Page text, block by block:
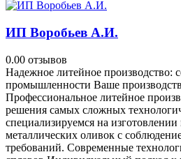
ИП Воробьев А.И.
0.00 отзывов
Надежное литейное производство:
промышленности Ваше
Профессиональное литейное
решения самых сложных
специализируемся на
металлических оливок с
требований. Современные